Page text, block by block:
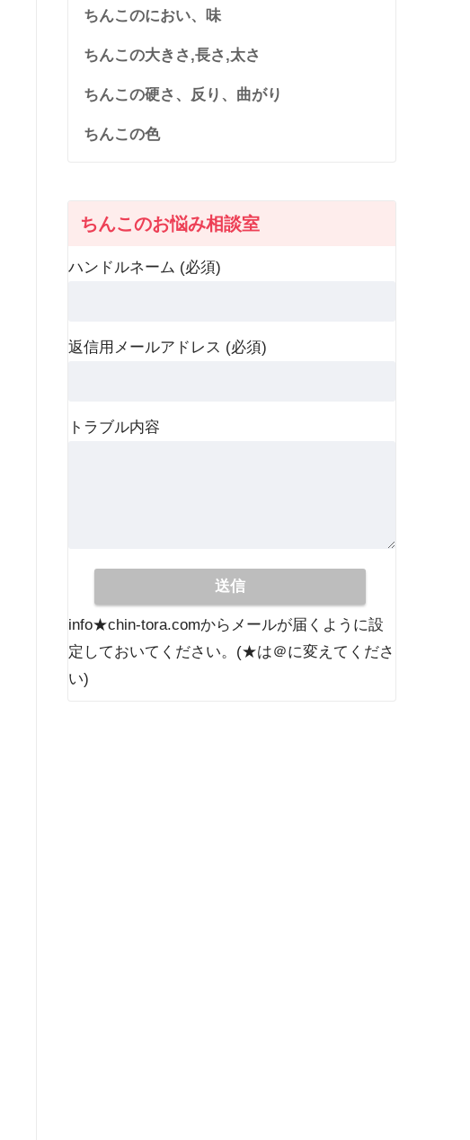
ちんこのにおい、味
ちんこの大きさ,長さ,太さ
ちんこの硬さ、反り、曲がり
ちんこの色
ちんこのお悩み相談室
ハンドルネーム (必須)
返信用メールアドレス (必須)
トラブル内容
info★chin-tora.comからメールが届くように設
定しておいてください。(★は＠に変えてくださ
い)